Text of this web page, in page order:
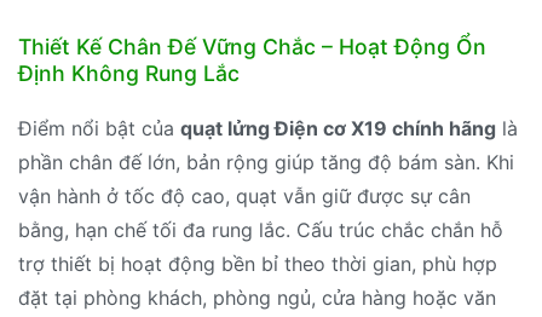
Thiết Kế Chân Đế Vững Chắc – Hoạt Động Ổn
Định Không Rung Lắc
Điểm nổi bật của quạt lửng Điện cơ X19 chính hãng là
phần chân đế lớn, bản rộng giúp tăng độ bám sàn. Khi
vận hành ở tốc độ cao, quạt vẫn giữ được sự cân
bằng, hạn chế tối đa rung lắc. Cấu trúc chắc chắn hỗ
trợ thiết bị hoạt động bền bỉ theo thời gian, phù hợp
đặt tại phòng khách, phòng ngủ, cửa hàng hoặc văn